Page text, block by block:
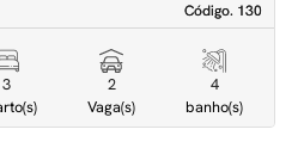
Código. 130
Código. 130
3
2
Vaga(s)
4
banho(s)